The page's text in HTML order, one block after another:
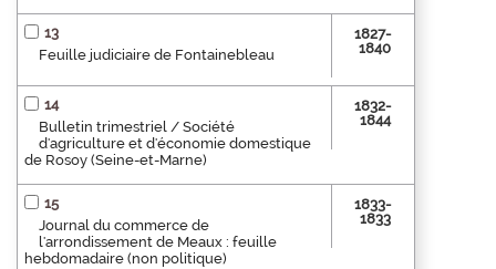
13
Feuille judiciaire de Fontainebleau
1827-
1840
14
Bulletin trimestriel / Société
d'agriculture et d'économie domestique
de Rosoy (Seine-et-Marne)
1832-
1844
15
Journal du commerce de
l'arrondissement de Meaux : feuille
hebdomadaire (non politique)
1833-
1833